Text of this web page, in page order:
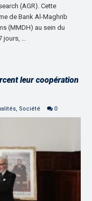
(AGR). Cette
de Bank Al-Maghrib
(MMDH) au sein du
jours, …
leur coopération
, Société 0